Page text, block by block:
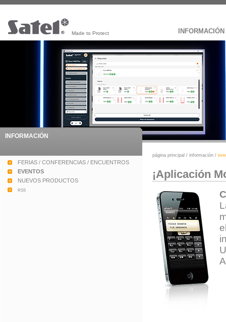
Made to Protect INFORMACIÓN
INFORMACIÓN
FERIAS / CONFERENCIAS / ENCUENTROS
EVENTOS
NUEVOS PRODUCTOS
rss
página principal / información /
¡Aplicación